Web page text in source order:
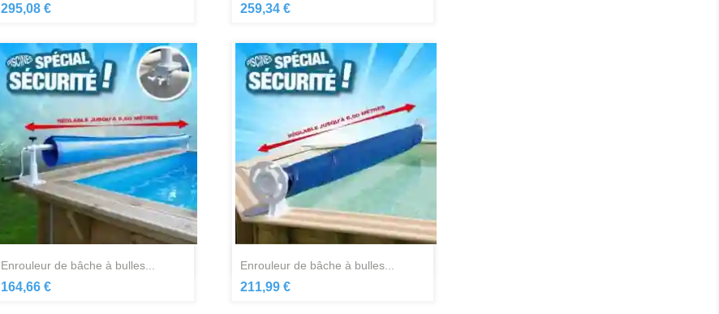
295,08 € 259,34 €
enrouleur de bâche à bulles...
164,66 €
enrouleur de bâche à bulles...
211,99 €